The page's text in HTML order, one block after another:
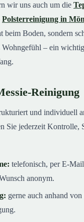
wir uns auch um die
Polsterreinigung in
beim Boden, sondern
Wohngefühl – ein
Reinigung
und individuell
Sie jederzeit Kontrolle,
telefonisch, per E-
anonym.
gerne auch anhand